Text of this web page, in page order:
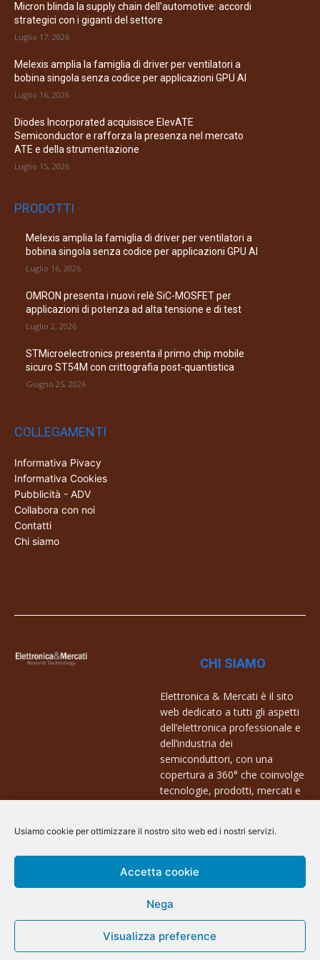
Usiamo cookie per ottimizzare il nostro sito web ed i nostri servizi.
Accetta cookie
Nega
Visualizza preference
Micron blinda la supply chain dell’automotive: accordi
strategici con i giganti del settore
Luglio 17, 2026
Melexis amplia la famiglia di driver per ventilatori a
bobina singola senza codice per applicazioni GPU AI
Luglio 16, 2026
Diodes Incorporated acquisisce ElevATE
Semiconductor e rafforza la presenza nel mercato
ATE e della strumentazione
Luglio 15, 2026
PRODOTTI
Melexis amplia la famiglia di driver per ventilatori a
bobina singola senza codice per applicazioni GPU AI
Luglio 16, 2026
OMRON presenta i nuovi relè SiC-MOSFET per
applicazioni di potenza ad alta tensione e di test
Luglio 2, 2026
STMicroelectronics presenta il primo chip mobile
sicuro ST54M con crittografia post-quantistica
Giugno 25, 2026
COLLEGAMENTI
Informativa Pivacy
Informativa Cookies
Pubblicità - ADV
Collabora con noi
Contatti
Chi siamo
CHI SIAMO
Elettronica & Mercati è il sito
web dedicato a tutti gli aspetti
dell’elettronica professionale e
dell’industria dei
semiconduttori, con una
copertura a 360° che coinvolge
tecnologie, prodotti, mercati e
Contatti:
info@arscommunication.it
@ArsCommunication 2023